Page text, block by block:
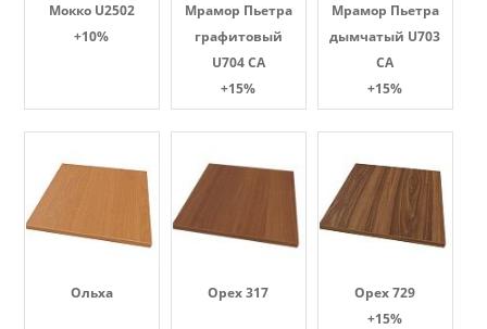
Мокко U2502
+10%
Мрамор Пьетра
графитовый
U704 CA
+15%
Мрамор Пьетра
дымчатый U703
CA
+15%
Ольха Орех 317
Орех 729
+15%